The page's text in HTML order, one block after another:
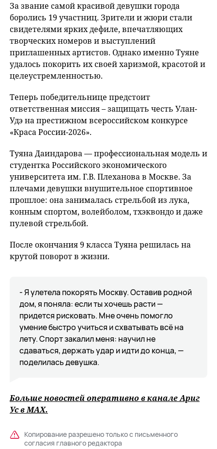
За звание самой красивой девушки города
боролись 19 участниц. Зрители и жюри стали
свидетелями ярких дефиле, впечатляющих
творческих номеров и выступлений
приглашенных артистов. Однако именно Туяне
удалось покорить их своей харизмой, красотой и
целеустремленностью.
Теперь победительнице предстоит
ответственная миссия – защищать честь Улан-
Удэ на престижном всероссийском конкурсе
«Краса России-2026».
Туяна Даиндарова — профессиональная модель и
студентка Российского экономического
университета им. Г.В. Плеханова в Москве. За
плечами девушки внушительное спортивное
прошлое: она занималась стрельбой из лука,
конным спортом, волейболом, тхэквондо и даже
пулевой стрельбой.
После окончания 9 класса Туяна решилась на
крутой поворот в жизни.
- Я улетела покорять Москву. Оставив родной
дом, я поняла: если ты хочешь расти —
придется рисковать. Мне очень помогло
умение быстро учиться и схватывать всё на
лету. Спорт закалил меня: научил не
сдаваться, держать удар и идти до конца, —
поделилась девушка.
Больше новостей оперативно в канале Ариг
Ус вMAХ.
Копирование разрешено только с письменного
согласия главного редактора